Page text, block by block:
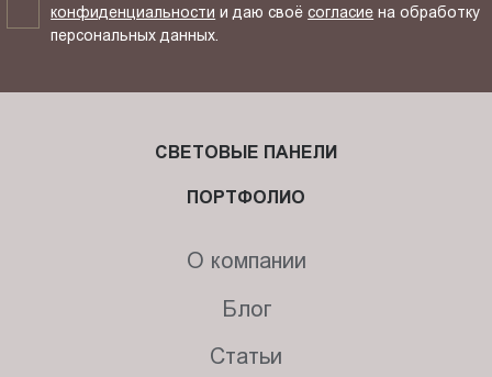
конфиденциальности и даю своёсогласие на обработку
персональных данных.
СВЕТОВЫЕ ПАНЕЛИ
ПОРТФОЛИО
О компании
Блог
Статьи